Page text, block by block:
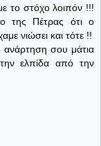
το στόχο λοιπόν !!!
της Πέτρας ότι ο
νιώσει και τότε !!
ανάρτηση σου μάτια
ελπίδα από την